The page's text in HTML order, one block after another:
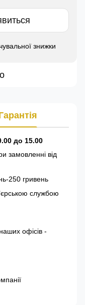
знижки
до 15.00
замовленні від
250 гривень
службою
офісів -